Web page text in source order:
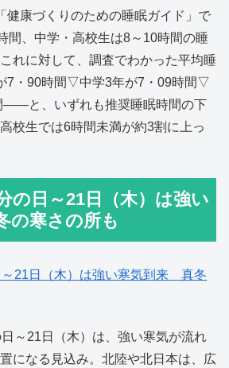
健康づくりのための睡眠ガイド」で
間、中学・高校生は8～10時間の睡
れに対して、調査でわかった平均睡
7・90時間▽中学3年が7・09時間▽
――と、いずれも推奨睡眠時間の下
校生では6時間未満が約3割に上っ
の日～21日（木）は強い
寒さの所も
～21日（木）は強い寒気到来 真冬
～21日（木）は、強い寒気が流れ
になる見込み。北陸や北日本は、広